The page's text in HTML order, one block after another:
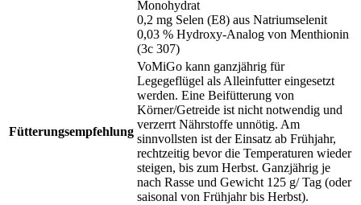
Monohydrat
0,2 mg Selen (E8) aus Natriumselenit
0,03 % Hydroxy-Analog von Menthionin
(3c 307)
Fütterungsempfehlung
VoMiGo kann ganzjährig für
Legegeflügel als Alleinfutter eingesetzt
werden. Eine Beifütterung von
Körner/Getreide ist nicht notwendig und
verzerrt Nährstoffe unnötig. Am
sinnvollsten ist der Einsatz ab Frühjahr,
rechtzeitig bevor die Temperaturen wieder
steigen, bis zum Herbst. Ganzjährig je
nach Rasse und Gewicht 125 g/ Tag (oder
saisonal von Frühjahr bis Herbst).